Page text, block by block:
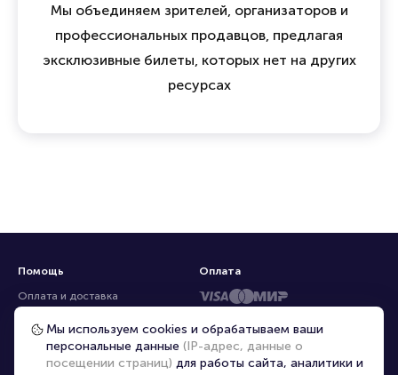
Мы объединяем зрителей, организаторов и
профессиональных продавцов, предлагая
эксклюзивные билеты, которых нет на других
ресурсах
Помощь
Оплата и доставка
Частые вопросы
Перепродажа билетов
Организаторам
Оплата
Мы используем cookies и обрабатываем ваши
персональные данные (IP-адрес, данные о
посещении страниц) для работы сайта, аналитики и